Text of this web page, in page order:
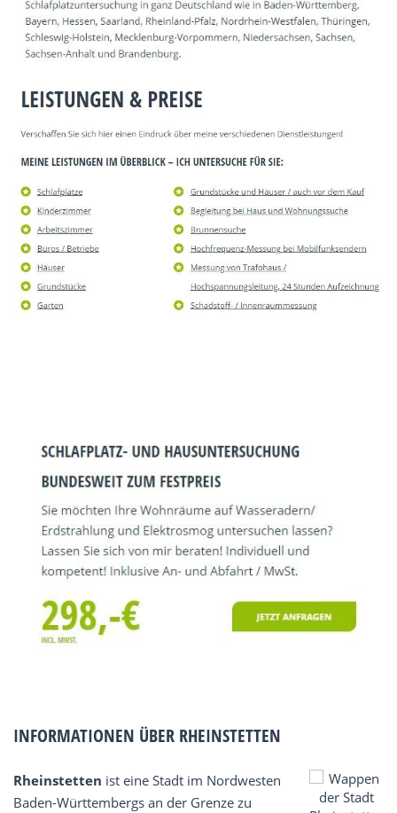
INFORMATIONEN ÜBER RHEINSTETTEN
Rheinstetten ist eine Stadt im Nordwesten
Baden-Württembergs an der Grenze zu